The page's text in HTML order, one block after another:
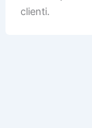
clienti.